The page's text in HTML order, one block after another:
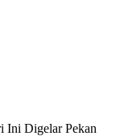
Ini Digelar Pekan